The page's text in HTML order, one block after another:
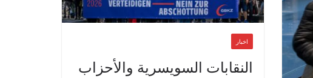
اخبار
النقابات السويسرية والأحزاب